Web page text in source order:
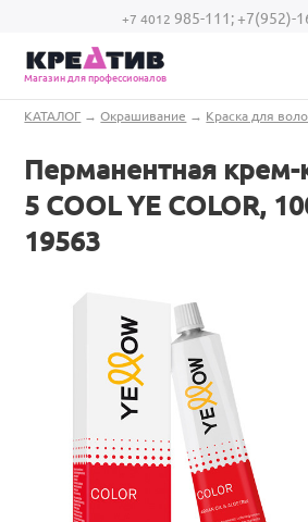
Перейти к основному содержанию
+7 4012 985-111;+7(952)-
Магазин для профессионалов
Вы здесь
КАТАЛОГ →Окрашивание → Краска для
Перманентная крем-
5 COOL YE COLOR,
19563